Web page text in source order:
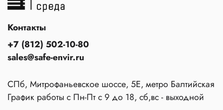
Контакты
+7 (812) 502-10-80
sales@safe-envir.ru
СПб, Митрофаньевское шоссе, 5Е, метро Балтийская
График работы с Пн-Пт с 9 до 18, сб,вс - выходной